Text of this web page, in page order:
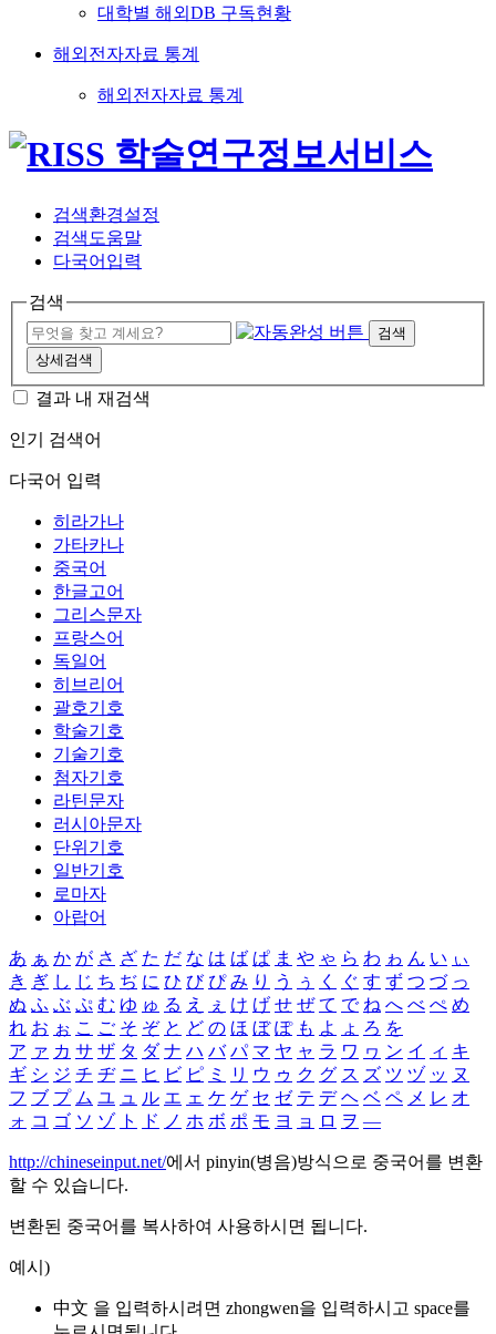
대학별 해외DB 구독현황
해외전자자료 통계
해외전자자료 통계
검색환경설정
검색도움말
다국어입력
검색
검색
상세검색
결과 내 재검색
인기 검색어
다국어 입력
히라가나
가타카나
중국어
한글고어
그리스문자
프랑스어
독일어
히브리어
괄호기호
학술기호
기술기호
첨자기호
라틴문자
러시아문자
단위기호
일반기호
로마자
아랍어
あ ぁ か が さ ざ た だ な は ば ぱ ま や ゃ ら わ ゎ ん い ぃ
き ぎ し じ ち ぢ に ひ び ぴ み り う ぅ く ぐ す ず つ づ っ
ぬ ふ ぶ ぷ む ゆ ゅ る え ぇ け げ せ ぜ て で ね へ べ ぺ め
れ お ぉ こ ご そ ぞ と ど の ほ ぼ ぽ も よ ょ ろ を
ア ァ カ サ ザ タ ダ ナ ハ バ パ マ ヤ ャ ラ ワ ヮ ン イ ィ キ
ギ シ ジ チ ヂ ニ ヒ ビ ピ ミ リ ウ ゥ ク グ ス ズ ツ ヅ ッ ヌ
フ ブ プ ム ユ ュ ル エ ェ ケ ゲ セ ゼ テ デ ヘ ベ ペ メ レ オ
ォ コ ゴ ソ ゾ ト ド ノ ホ ボ ポ モ ヨ ョ ロ ヲ ―
http://chineseinput.net/에서 pinyin(병음)방식으로 중국어를 변환
할 수 있습니다.
변환된 중국어를 복사하여 사용하시면 됩니다.
예시)
中文 을 입력하시려면 zhongwen을 입력하시고 space를